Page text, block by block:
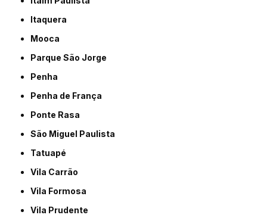
Itaquera
Mooca
Parque São Jorge
Penha
Penha de França
Ponte Rasa
São Miguel Paulista
Tatuapé
Vila Carrão
Vila Formosa
Vila Prudente